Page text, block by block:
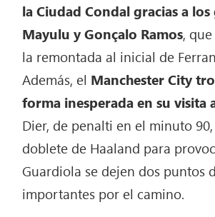
la Ciudad Condal gracias a los
Mayulu y Gonçalo Ramos,
la remontada al inicial de
Además, el Manchester City
forma inesperada en su visita
Dier, de penalti en el minuto
doblete de Haaland para
Guardiola se dejen dos puntos
importantes por el camino.